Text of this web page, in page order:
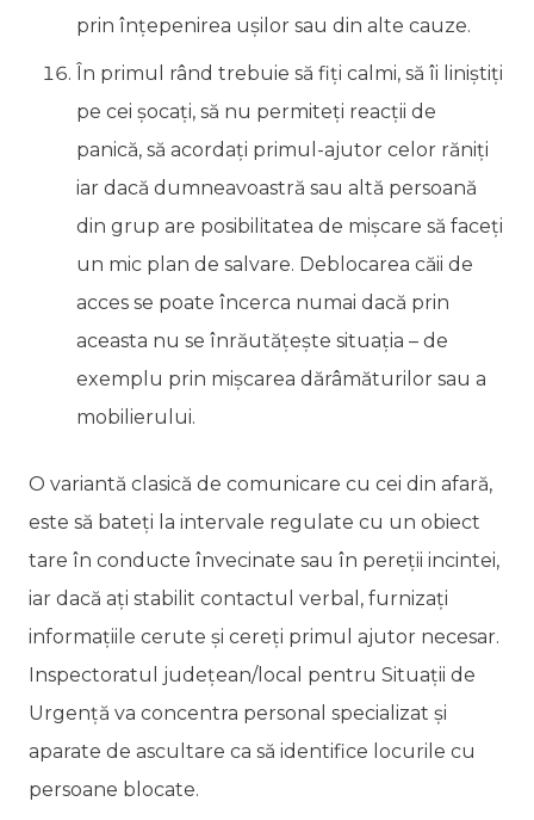
prin înţepenirea uşilor sau din alte cauze.
În primul rând trebuie să fiţi calmi, să îi liniştiţi
pe cei şocaţi, să nu permiteţi reacţii de
panică, să acordaţi primul-ajutor celor răniţi
iar dacă dumneavoastră sau altă persoană
din grup are posibilitatea de mişcare să faceţi
un mic plan de salvare. Deblocarea căii de
acces se poate încerca numai dacă prin
aceasta nu se înrăutăţeşte situaţia – de
exemplu prin mişcarea dărâmăturilor sau a
mobilierului.
O variantă clasică de comunicare cu cei din afară,
este să bateţi la intervale regulate cu un obiect
tare în conducte învecinate sau în pereţii incintei,
iar dacă aţi stabilit contactul verbal, furnizaţi
informaţiile cerute şi cereţi primul ajutor necesar.
Inspectoratul judeţean/local pentru Situaţii de
Urgenţă va concentra personal specializat şi
aparate de ascultare ca să identifice locurile cu
persoane blocate.